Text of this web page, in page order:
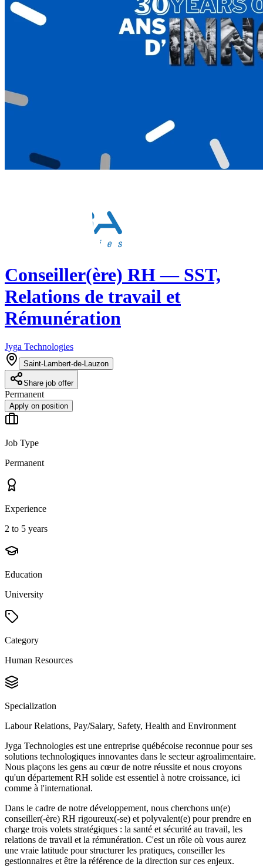
Conseiller(ère) RH — SST,
Relations de travail et
Rémunération
Jyga Technologies
Saint-Lambert-de-Lauzon
Share job offer
Permanent
Apply on position
Job Type
Permanent
Experience
2 to 5 years
Education
University
Category
Human Resources
Specialization
Labour Relations, Pay/Salary, Safety, Health and Environment
Jyga Technologies est une entreprise québécoise reconnue pour ses
solutions technologiques innovantes dans le secteur agroalimentaire.
Nous plaçons les gens au cœur de notre réussite et nous croyons
qu'un département RH solide est essentiel à notre croissance, ici
comme à l'international.
Dans le cadre de notre développement, nous cherchons un(e)
conseiller(-ère) RH rigoureux(-se) et polyvalent(e) pour prendre en
charge trois volets stratégiques : la santé et sécurité au travail, les
relations de travail et la rémunération. C'est un rôle où vous aurez
une vraie latitude pour structurer les pratiques, conseiller les
gestionnaires et être la référence de la direction sur ces enjeux.